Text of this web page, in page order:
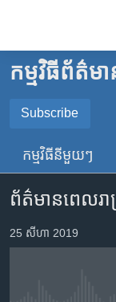
គេហទំព័រ​
ទាក់ទង
រំលង​
ទំព័រ​
ព័ត៌មាន​​
តែ​
ម្តង
កម្ពុជា
អន្តរជាតិ
ចិន
ហេឡូវីអូអេ
កម្ពុជាច្នៃប្រតិដ្ឋ
កម្មវិធី​ព័ត៌ម
Subscribe
កម្មវិធី​នីមួយៗ
ព័ត៌មានពេលរា
25 សីហា 2019